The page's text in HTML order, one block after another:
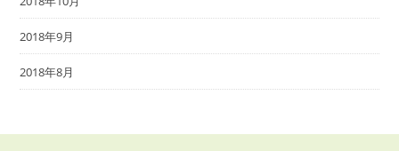
2018年9月
2018年8月